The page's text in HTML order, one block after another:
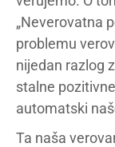
„Neverovatna
problemu
nijedan razlog
stalne
automatski
Ta naša